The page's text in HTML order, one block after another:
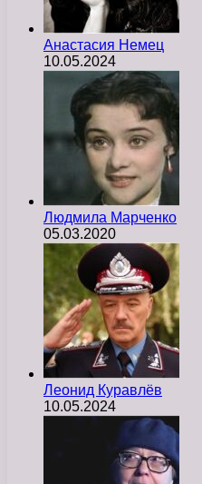
Анастасия Немец
10.05.2024
Людмила Марченко
05.03.2020
Леонид Куравлёв
10.05.2024